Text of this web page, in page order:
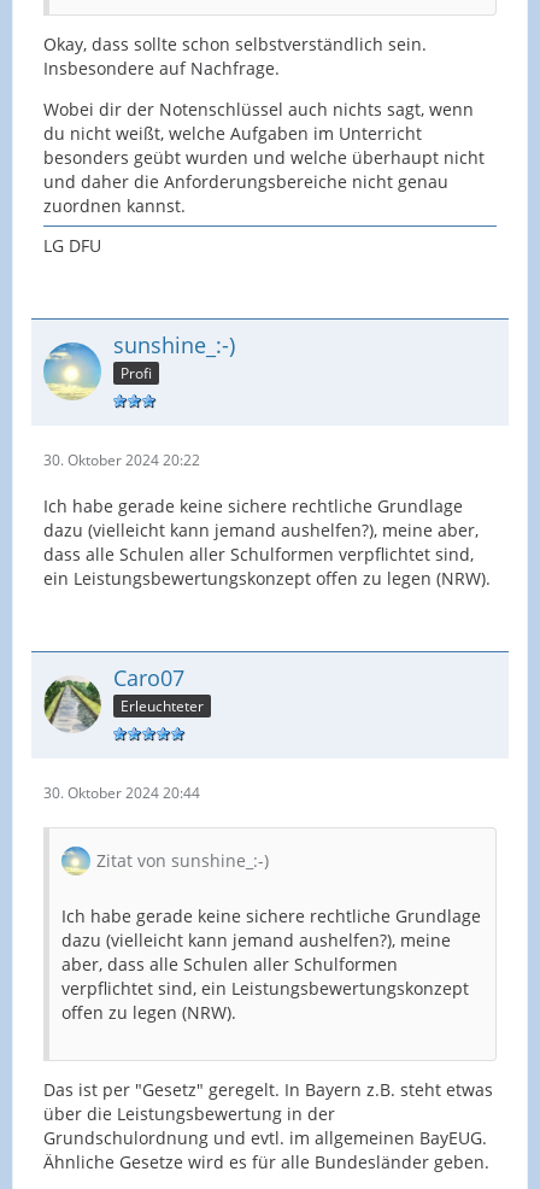
Okay, dass sollte schon selbstverständlich sein.
Insbesondere auf Nachfrage.
Wobei dir der Notenschlüssel auch nichts sagt, wenn
du nicht weißt, welche Aufgaben im Unterricht
besonders geübt wurden und welche überhaupt nicht
und daher die Anforderungsbereiche nicht genau
zuordnen kannst.
LG DFU
sunshine_:-)
Profi
30. Oktober 2024 20:22
Ich habe gerade keine sichere rechtliche Grundlage
dazu (vielleicht kann jemand aushelfen?), meine aber,
dass alle Schulen aller Schulformen verpflichtet sind,
ein Leistungsbewertungskonzept offen zu legen (NRW).
Caro07
Erleuchteter
30. Oktober 2024 20:44
Zitat von sunshine_:-)
Ich habe gerade keine sichere rechtliche Grundlage
dazu (vielleicht kann jemand aushelfen?), meine
aber, dass alle Schulen aller Schulformen
verpflichtet sind, ein Leistungsbewertungskonzept
offen zu legen (NRW).
Das ist per "Gesetz" geregelt. In Bayern z.B. steht etwas
über die Leistungsbewertung in der
Grundschulordnung und evtl. im allgemeinen BayEUG.
Ähnliche Gesetze wird es für alle Bundesländer geben.